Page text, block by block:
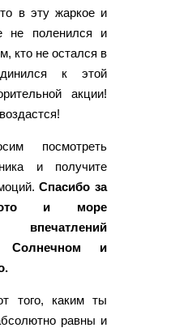
в эту жаркое и
не поленился и
кто не остался в
к этой
акции!
посмотреть
и получите
Спасибо за
и море
впечатлений
Солнечном и
того, каким ты
равны и